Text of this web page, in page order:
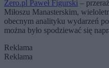
Zero.pl Paweł Figurski –
Miłoszu Manasterskim,
obecnym analityku wydarzeń
można było spodziewać się
Reklama
Reklama